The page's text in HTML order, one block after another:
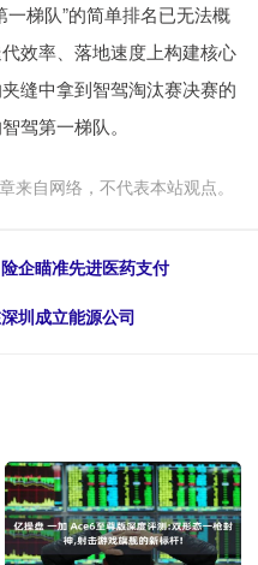
梯队”的简单排名已无法概
效率、落地速度上构建核心
缝中拿到智驾淘汰赛决赛的
驾第一梯队。
来自网络，不代表本站观点。
企瞄准先进医药支付
圳成立能源公司